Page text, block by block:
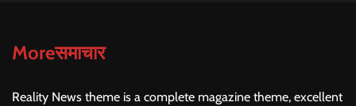
Moreसमाचार
Reality News theme is a complete magazine theme, excellent